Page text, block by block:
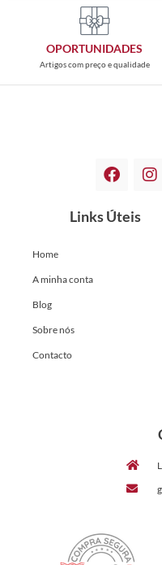
OPORTUNIDADES
Artigos com preço e qualidade
Links Úteis
Home
A minha conta
Blog
Sobre nós
Contacto